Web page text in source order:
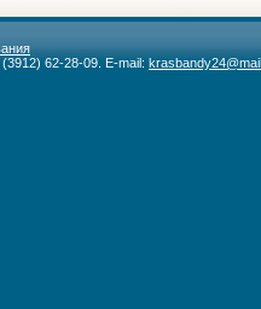
62-28-09. E-mail: